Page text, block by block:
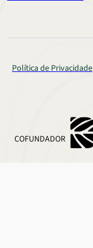
Política de Privacidade
COFUNDADOR